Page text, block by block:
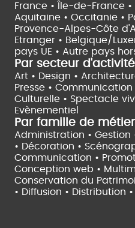
France •
Île-de-France •
Aquitaine • Occitanie •
Provence-Alpes-Côte
Etranger • Belgique/
pays UE • Autre pays
Par secteur d'activité
Art • Design •
Presse • Communication
Culturelle • Spectacle
Evènementiel
Par famille de
Administration • Gestion
• Décoration •
Communication •
Conception web •
Conservation du
• Diffusion • Distribution